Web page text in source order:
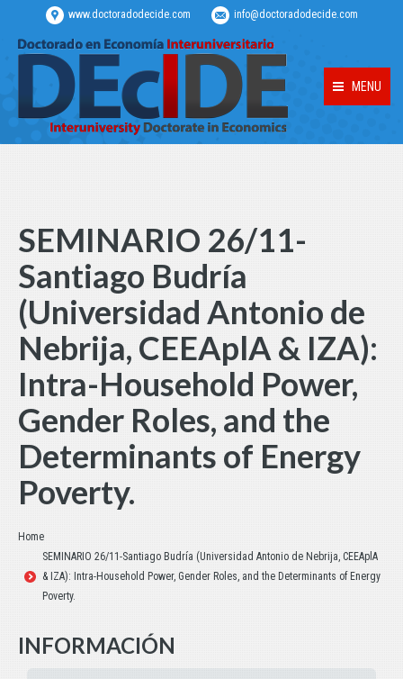
www.doctoradodecide.com info@doctoradodecide.com
MENU
SEMINARIO 26/11-
Santiago Budría
(Universidad Antonio de
Nebrija, CEEAplA & IZA):
Intra-Household Power,
Gender Roles, and the
Determinants of Energy
Poverty.
Estás aquí:
Home
SEMINARIO 26/11-Santiago Budría (Universidad Antonio de Nebrija, CEEAplA
& IZA): Intra-Household Power, Gender Roles, and the Determinants of Energy
Poverty.
INFORMACIÓN